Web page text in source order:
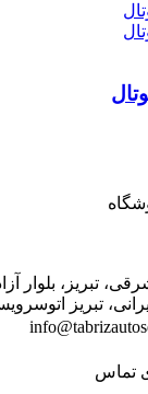
تبریز، بلوار
تبریز
تماس